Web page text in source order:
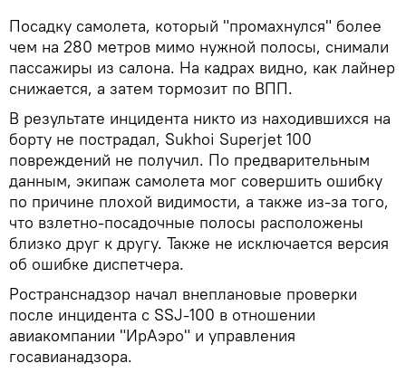
Посадку самолета, который "промахнулся" более
чем на 280 метров мимо нужной полосы, снимали
пассажиры из салона. На кадрах видно, как лайнер
снижается, а затем тормозит по ВПП.
В результате инцидента никто из находившихся на
борту не пострадал, Sukhoi Superjet 100
повреждений не получил. По предварительным
данным, экипаж самолета мог совершить ошибку
по причине плохой видимости, а также из-за того,
что взлетно-посадочные полосы расположены
близко друг к другу. Также не исключается версия
об ошибке диспетчера.
Ространснадзор начал внеплановые проверки
после инцидента с SSJ-100 в отношении
авиакомпании "ИрАэро" и управления
госавианадзора.